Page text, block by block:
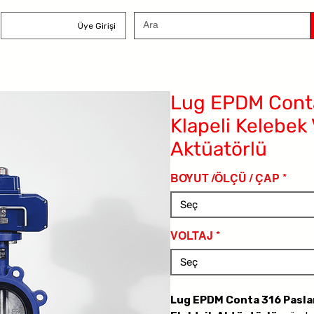
Üye Girişi
Lug EPDM
Klapeli Kelebek
Aktüatörlü
BOYUT /ÖLÇÜ / ÇAP *
Seç
VOLTAJ *
Seç
Lug EPDM Conta 316